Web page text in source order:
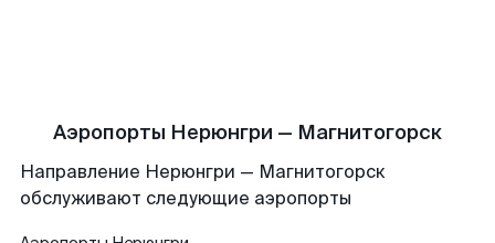
Аэропорты Нерюнгри — Магнитогорск
Направление Нерюнгри — Магнитогорск
обслуживают следующие аэропорты